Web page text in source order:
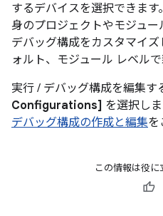
するデバイスを選択できま
身のプロジェクトやモジュ
デバッグ構成をカスタマイ
ォルト、モジュール レベル
実行 / デバッグ構成を編集す
Configurations] を選択し
デバッグ構成の作成と編集を
この情報は役に